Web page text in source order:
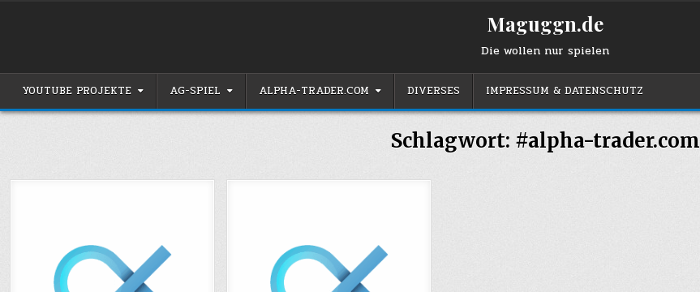
Maguggn.de
Die wollen nur spielen
YOUTUBE PROJEKTE AG-SPIEL ALPHA-TRADER.COM DIVERSES IMPRESSUM & DATENSCHUTZ
Schlagwort: #alpha-trader.com